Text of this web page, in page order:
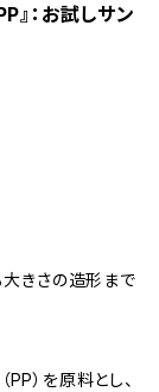
：お試しサン
きさの造形まで
）を原料とし、